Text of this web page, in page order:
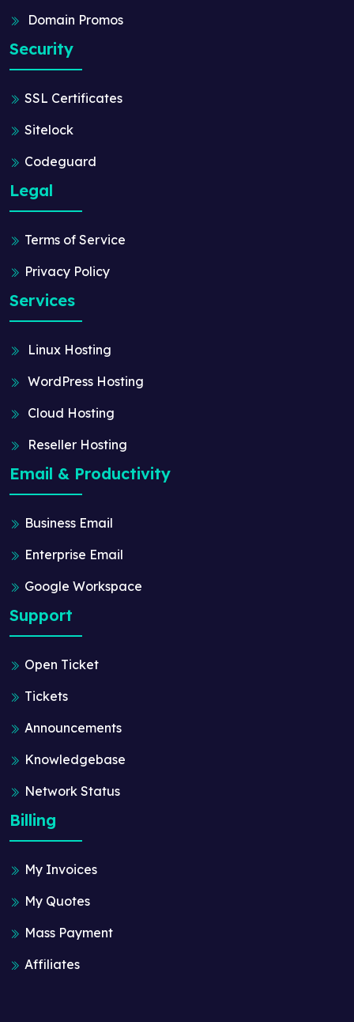
Domain Promos
Security
SSL Certificates
Sitelock
Codeguard
Legal
Terms of Service
Privacy Policy
Services
Linux Hosting
WordPress Hosting
Cloud Hosting
Reseller Hosting
Email & Productivity
Business Email
Enterprise Email
Google Workspace
Support
Open Ticket
Tickets
Announcements
Knowledgebase
Network Status
Billing
My Invoices
My Quotes
Mass Payment
Affiliates